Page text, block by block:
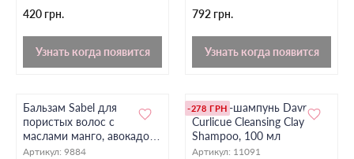
420 грн.
Узнать когда появится
792 грн.
Узнать когда появится
Бальзам Sabel для
пористых волос с
маслами манго, авокадо,
органы.
Артикул: 9884
-278 ГРН
Детокс-шампунь Davroe
Curlicue Cleansing Clay
Shampoo, 100 мл
Артикул: 11091